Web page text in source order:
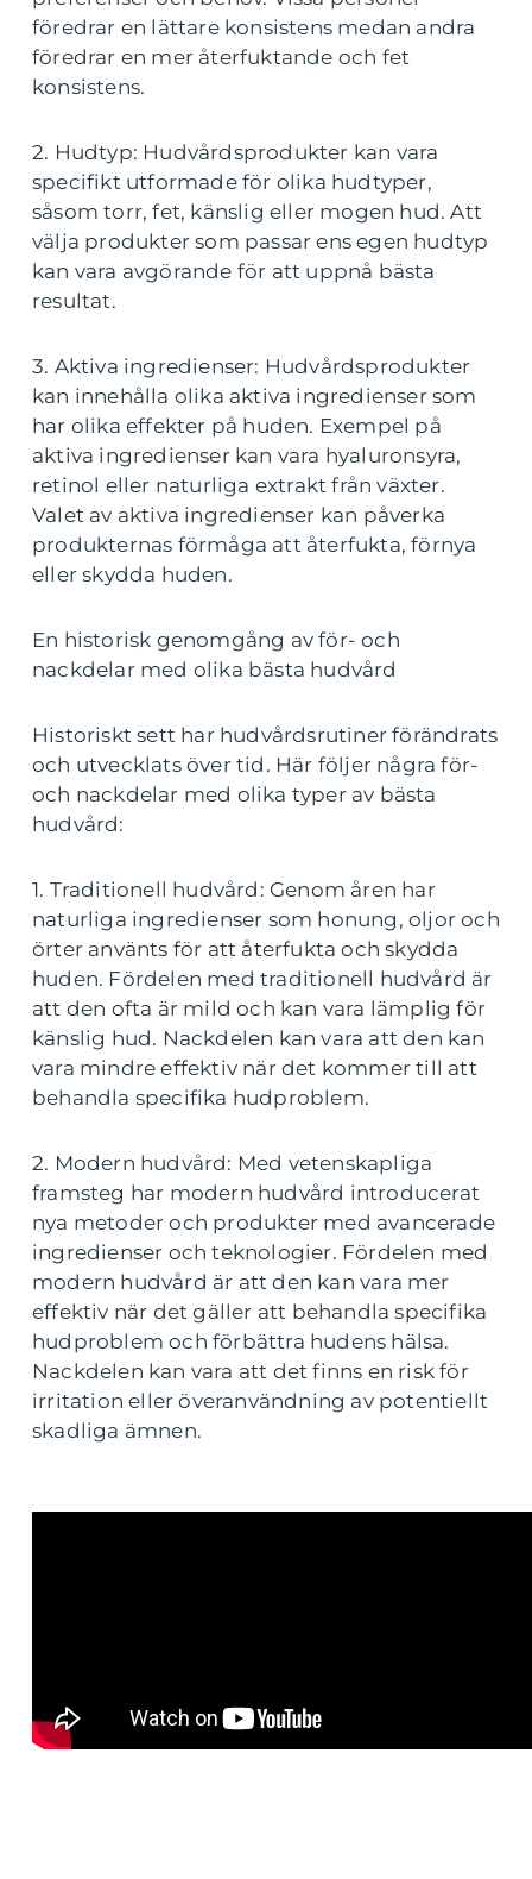
föredrar en lättare konsistens medan andra
föredrar en mer återfuktande och fet
konsistens.
2. Hudtyp: Hudvårdsprodukter kan vara
specifikt utformade för olika hudtyper,
såsom torr, fet, känslig eller mogen hud. Att
välja produkter som passar ens egen hudtyp
kan vara avgörande för att uppnå bästa
resultat.
3. Aktiva ingredienser: Hudvårdsprodukter
kan innehålla olika aktiva ingredienser som
har olika effekter på huden. Exempel på
aktiva ingredienser kan vara hyaluronsyra,
retinol eller naturliga extrakt från växter.
Valet av aktiva ingredienser kan påverka
produkternas förmåga att återfukta, förnya
eller skydda huden.
En historisk genomgång av för- och
nackdelar med olika bästa hudvård
Historiskt sett har hudvårdsrutiner förändrats
och utvecklats över tid. Här följer några för-
och nackdelar med olika typer av bästa
hudvård:
1. Traditionell hudvård: Genom åren har
naturliga ingredienser som honung, oljor och
örter använts för att återfukta och skydda
huden. Fördelen med traditionell hudvård är
att den ofta är mild och kan vara lämplig för
känslig hud. Nackdelen kan vara att den kan
vara mindre effektiv när det kommer till att
behandla specifika hudproblem.
2. Modern hudvård: Med vetenskapliga
framsteg har modern hudvård introducerat
nya metoder och produkter med avancerade
ingredienser och teknologier. Fördelen med
modern hudvård är att den kan vara mer
effektiv när det gäller att behandla specifika
hudproblem och förbättra hudens hälsa.
Nackdelen kan vara att det finns en risk för
irritation eller överanvändning av potentiellt
skadliga ämnen.